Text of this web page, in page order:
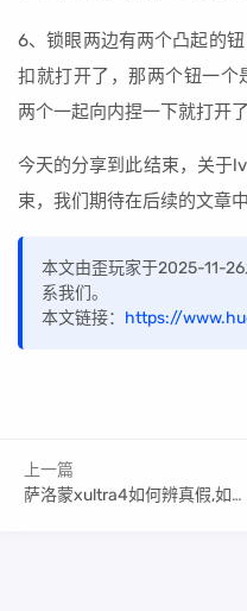
6、锁眼两边有两个凸起的
扣就打开了，那两个钮一
两个一起向内捏一下就打开
今天的分享到此结束，关于
束，我们期待在后续的文章
本文由歪玩家于2025-11-
系我们。
本文链接： https://
上一篇
萨洛蒙xultra4如何辨真假,如何分辨等级